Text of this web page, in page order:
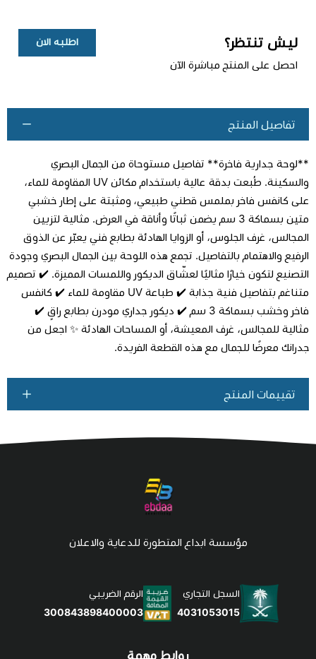
ليش تنتظر؟
احصل على المنتج مباشرة الآن
اطلبه الان
اطلب المنتج
تفاصيل المنتج
**لوحة جدارية فاخرة** تفاصيل مستوحاة من الجمال البصري
والسكينة. طُبعت بدقة عالية باستخدام مكائن UV المقاوِمة للماء،
على كانفس فاخر بملمس قطني طبيعي، ومثبتة على إطار خشبي
متين بسماكة 3 سم يضمن ثباتًا وأناقة في العرض. مثالية لتزيين
المجالس، غرف الجلوس، أو الزوايا الهادئة بطابع فني يعبّر عن الذوق
الرفيع والاهتمام بالتفاصيل. تجمع هذه اللوحة بين الجمال البصري وجودة
التصنيع لتكون خيارًا مثاليًا لعشّاق الديكور واللمسات المميزة. ✔️ تصميم
متناغم بتفاصيل فنية جذابة ✔️ طباعة UV مقاومة للماء ✔️ كانفس
فاخر وخشب بسماكة 3 سم ✔️ ديكور جداري مودرن بطابع راقٍ ✔️
مثالية للمجالس، غرف المعيشة، أو المساحات الهادئة ✨ اجعل من
جدرانك معرضًا للجمال مع هذه القطعة الفريدة.
تقييمات المنتج
روابط مهمة
مؤسسة ابداع المتطورة للدعاية والاعلان
السجل التجاري
4031053015
الرقم الضريبي
300843898400003